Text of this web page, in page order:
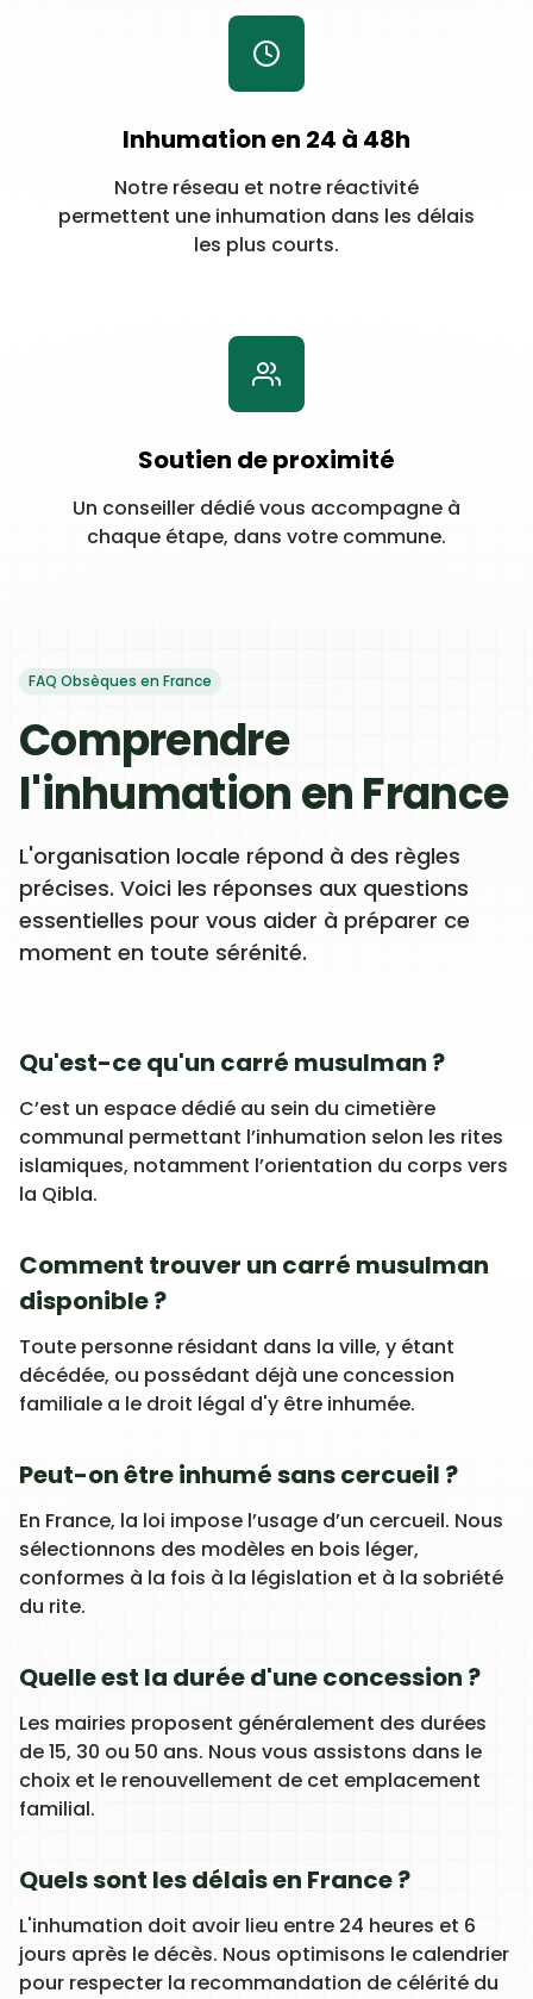
Inhumation en 24 à 48h
Notre réseau et notre réactivité
permettent une inhumation dans les délais
les plus courts.
Soutien de proximité
Un conseiller dédié vous accompagne à
chaque étape, dans votre commune.
FAQ Obsèques en France
Comprendre
l'inhumation en France
L'organisation locale répond à des règles
précises. Voici les réponses aux questions
essentielles pour vous aider à préparer ce
moment en toute sérénité.
Qu'est-ce qu'un carré musulman ?
C’est un espace dédié au sein du cimetière
communal permettant l’inhumation selon les rites
islamiques, notamment l’orientation du corps vers
la Qibla.
Comment trouver un carré musulman
disponible ?
Toute personne résidant dans la ville, y étant
décédée, ou possédant déjà une concession
familiale a le droit légal d'y être inhumée.
Peut-on être inhumé sans cercueil ?
En France, la loi impose l’usage d’un cercueil. Nous
sélectionnons des modèles en bois léger,
conformes à la fois à la législation et à la sobriété
du rite.
Quelle est la durée d'une concession ?
Les mairies proposent généralement des durées
de 15, 30 ou 50 ans. Nous vous assistons dans le
choix et le renouvellement de cet emplacement
familial.
Quels sont les délais en France ?
L'inhumation doit avoir lieu entre 24 heures et 6
jours après le décès. Nous optimisons le calendrier
pour respecter la recommandation de célérité du